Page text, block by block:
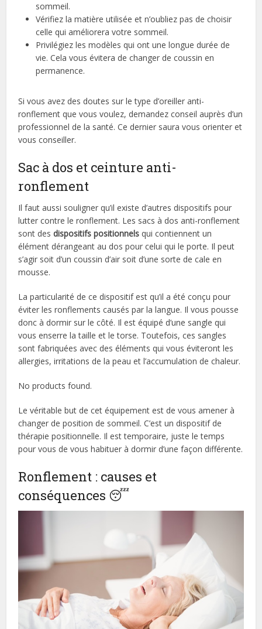
sommeil.
Vérifiez la matière utilisée et n’oubliez pas de choisir
celle qui améliorera votre sommeil.
Privilégiez les modèles qui ont une longue durée de
vie. Cela vous évitera de changer de coussin en
permanence.
Si vous avez des doutes sur le type d’oreiller anti-
ronflement que vous voulez, demandez conseil auprès d’un
professionnel de la santé. Ce dernier saura vous orienter et
vous conseiller.
Sac à dos et ceinture anti-
ronflement
Il faut aussi souligner qu’il existe d’autres dispositifs pour
lutter contre le ronflement. Les sacs à dos anti-ronflement
sont desdispositifs positionnels qui contiennent un
élément dérangeant au dos pour celui qui le porte. Il peut
s’agir soit d’un coussin d’air soit d’une sorte de cale en
mousse.
La particularité de ce dispositif est qu’il a été conçu pour
éviter les ronflements causés par la langue. Il vous pousse
donc à dormir sur le côté. Il est équipé d’une sangle qui
vous enserre la taille et le torse. Toutefois, ces sangles
sont fabriquées avec des éléments qui vous éviteront les
allergies, irritations de la peau et l’accumulation de chaleur.
No products found.
Le véritable but de cet équipement est de vous amener à
changer de position de sommeil. C’est un dispositif de
thérapie positionnelle. Il est temporaire, juste le temps
pour vous de vous habituer à dormir d’une façon différente.
Ronflement : causes et
conséquences 😴